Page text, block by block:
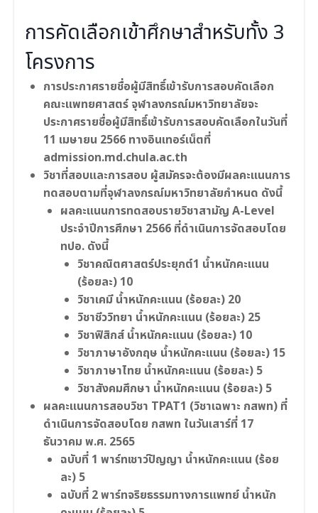
การคัดเลือกเข้าศึกษาสำหรับทั้ง 3
โครงการ
การประกาศรายชื่อผู้มีสิทธิ์เข้ารับการสอบคัดเลือก
คณะแพทยศาสตร์ จุฬาลงกรณ์มหาวิทยาลัยจะ
ประกาศรายชื่อผู้มีสิทธิ์เข้ารับการสอบคัดเลือกในวันที่
11 เมษายน 2566 ทางอินเทอร์เน็ตที่
admission.md.chula.ac.th
วิชาที่สอบและการสอบ ผู้สมัครจะต้องมีผลคะแนนการ
ทดสอบตามที่จุฬาลงกรณ์มหาวิทยาลัยกำหนด ดังนี้
ผลคะแนนการทดสอบรายวิชาสามัญ A-Level
ประจำปีการศึกษา 2566 ที่ดำเนินการจัดสอบโดย
ทปอ. ดังนี้
วิชาคณิตศาสตร์ประยุกต์1 น้ำหนักคะแนน
(ร้อยละ) 10
วิชาเคมี น้ำหนักคะแนน (ร้อยละ) 20
วิชาชีววิทยา น้ำหนักคะแนน (ร้อยละ) 25
วิชาฟิสิกส์ น้ำหนักคะแนน (ร้อยละ) 10
วิชาภาษาอังกฤษ น้ำหนักคะแนน (ร้อยละ) 15
วิชาภาษาไทย น้ำหนักคะแนน (ร้อยละ) 5
วิชาสังคมศึกษา น้ำหนักคะแนน (ร้อยละ) 5
ผลคะแนนการสอบวิชา TPAT1 (วิชาเฉพาะ กสพท) ที่
ดำเนินการจัดสอบโดย กสพท ในวันเสาร์ที่ 17
ธันวาคม พ.ศ. 2565
ฉบับที่ 1 พาร์ทเชาว์ปัญญา น้ำหนักคะแนน (ร้อย
ละ) 5
ฉบับที่ 2 พาร์ทจริยธรรมทางการแพทย์ น้ำหนัก